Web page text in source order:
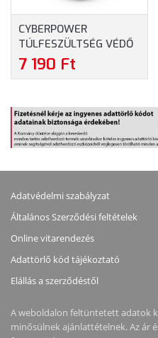
CYBERPOWER
TÚLFESZÜLTSÉG VÉDŐ
ELOSZTÓ - 4 ALJZAT ÉS
USB TÖLTŐ 2 X 2.4A, 1.8
7 190 Ft
Adatvédelmi szabályzat
Általános Szerződési feltételek
Online vitarendezés
Adattörlő kód tájékoztató
Elállás a szerződéstől
A weboldalon feltüntetett adatok
minősülnek ajánlattételnek. Az ár